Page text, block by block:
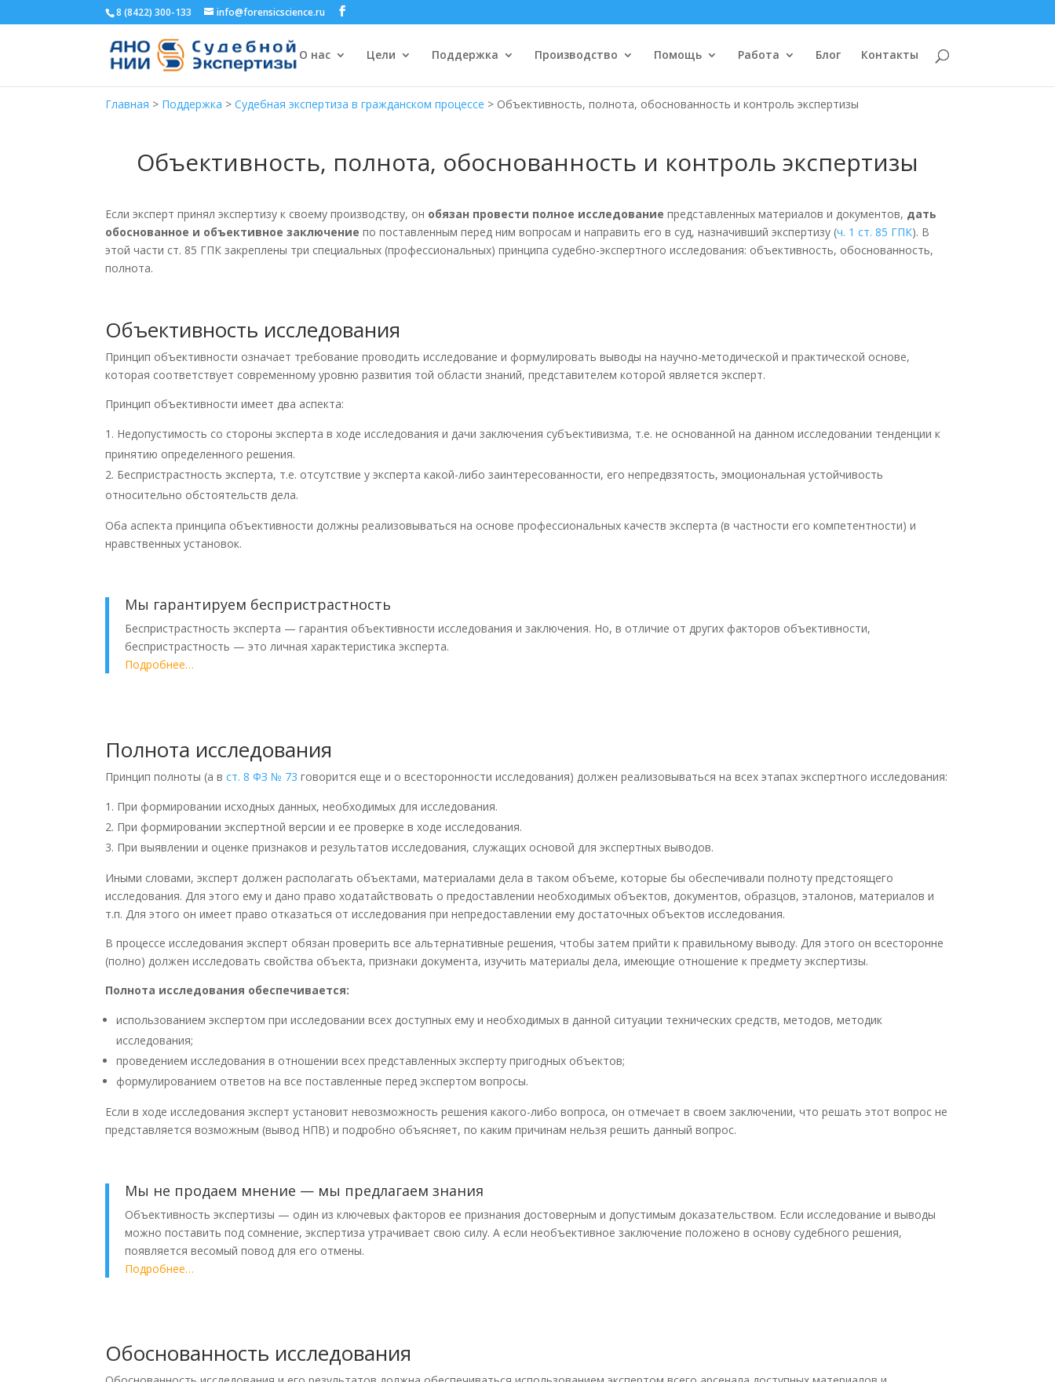
8 (8422) 300-133 info@forensicscience.ru
О нас Цели Поддержка Производство Помощь Работа Блог Контакты
Главная > Поддержка >Судебная экспертиза в гражданском процессе > Объективность, полнота, обоснованность и контроль экспертизы
Объективность, полнота, обоснованность и контроль экспертизы
Если эксперт принял экспертизу к своему производству, он обязан провести полное исследование представленных материалов и документов, дать
обоснованное и объективное заключение по поставленным перед ним вопросам и направить его в суд, назначивший экспертизу (ч. 1 ст. 85 ГПК). В
этой части ст. 85 ГПК закреплены три специальных (профессиональных) принципа судебно-экспертного исследования: объективность, обоснованность,
полнота.
Объективность исследования
Принцип объективности означает требование проводить исследование и формулировать выводы на научно-методической и практической основе,
которая соответствует современному уровню развития той области знаний, представителем которой является эксперт.
Принцип объективности имеет два аспекта:
Недопустимость со стороны эксперта в ходе исследования и дачи заключения субъективизма, т.е. не основанной на данном исследовании тенденции к
принятию определенного решения.
Беспристрастность эксперта, т.е. отсутствие у эксперта какой-либо заинтересованности, его непредвзятость, эмоциональная устойчивость
относительно обстоятельств дела.
Оба аспекта принципа объективности должны реализовываться на основе профессиональных качеств эксперта (в частности его компетентности) и
нравственных установок.
Мы гарантируем беспристрастность
Беспристрастность эксперта — гарантия объективности исследования и заключения. Но, в отличие от других факторов объективности,
беспристрастность — это личная характеристика эксперта.
Подробнее…
Полнота исследования
Принцип полноты (а вст. 8 ФЗ № 73 говорится еще и о всесторонности исследования) должен реализовываться на всех этапах экспертного исследования:
При формировании исходных данных, необходимых для исследования.
При формировании экспертной версии и ее проверке в ходе исследования.
При выявлении и оценке признаков и результатов исследования, служащих основой для экспертных выводов.
Иными словами, эксперт должен располагать объектами, материалами дела в таком объеме, которые бы обеспечивали полноту предстоящего
исследования. Для этого ему и дано право ходатайствовать о предоставлении необходимых объектов, документов, образцов, эталонов, материалов и
т.п. Для этого он имеет право отказаться от исследования при непредоставлении ему достаточных объектов исследования.
В процессе исследования эксперт обязан проверить все альтернативные решения, чтобы затем прийти к правильному выводу. Для этого он всесторонне
(полно) должен исследовать свойства объекта, признаки документа, изучить материалы дела, имеющие отношение к предмету экспертизы.
Полнота исследования обеспечивается:
использованием экспертом при исследовании всех доступных ему и необходимых в данной ситуации технических средств, методов, методик
исследования;
проведением исследования в отношении всех представленных эксперту пригодных объектов;
формулированием ответов на все поставленные перед экспертом вопросы.
Если в ходе исследования эксперт установит невозможность решения какого-либо вопроса, он отмечает в своем заключении, что решать этот вопрос не
представляется возможным (вывод НПВ) и подробно объясняет, по каким причинам нельзя решить данный вопрос.
Мы не продаем мнение — мы предлагаем знания
Объективность экспертизы — один из ключевых факторов ее признания достоверным и допустимым доказательством. Если исследование и выводы
можно поставить под сомнение, экспертиза утрачивает свою силу. А если необъективное заключение положено в основу судебного решения,
появляется весомый повод для его отмены.
Подробнее…
Обоснованность исследования